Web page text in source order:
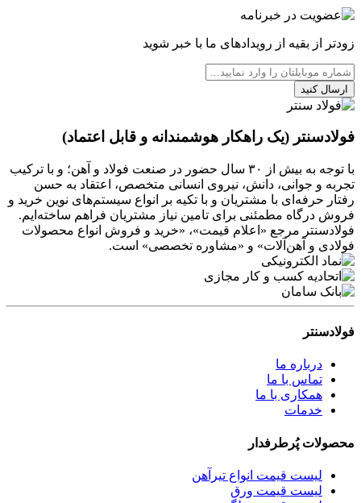
زودتر از بقیه از رویدادهای ما با خبر شوید
ارسال کنید
فولادسنتر (یک راهکار هوشمندانه و قابل اعتماد)
با توجه به بیش از ۳۰ سال حضور در صنعت فولاد و آهن؛ و با ترکیب
تجربه و جوانی، دانش، نیروی انسانی متخصص، اعتقاد به حسن
رفتار حرفه‌ای با مشتریان و با تکیه بر انواع سیستم‌های نوین خرید و
فروش درگاه مطمئنی برای تامین نیاز مشتریان فراهم ساخته‌ایم.
فولادسنتر مرجع «اعلام قیمت»، «خرید و فروش انواع محصولات
فولادی و آهن‌آلات» و «مشاوره تخصصی» است.
فولادسنتر
درباره ما
تماس با ما
همکاری با ما
خدمات
محصولات پُرطرفدار
لیست قیمت انواع تیرآهن
لیست قیمت ورق